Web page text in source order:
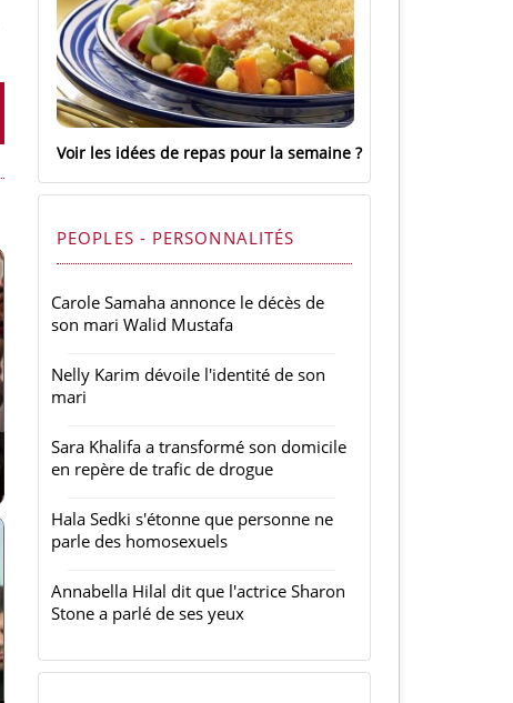
Voir les idées de repas pour la semaine
PEOPLES - PERSONNALITÉS
Carole Samaha annonce le décès de
son mari Walid Mustafa
Nelly Karim dévoile l'identité de son
mari
Sara Khalifa a transformé son domicile
en repère de trafic de drogue
Hala Sedki s'étonne que personne ne
parle des homosexuels
Annabella Hilal dit que l'actrice Sharon
Stone a parlé de ses yeux